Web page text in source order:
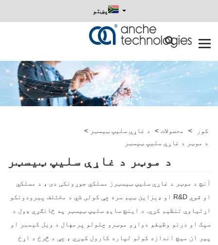
پښتو
کور > محصولات > د غاړې سلیپ ټیسټر >
د موټر د غاړې سلیپ ټیسټر
د موټر د غاړې سلیپ ټیسټر
آنچ د موټر د غاړې سلیپ ټیسټرز مسلکي جوړونکی دی ، د مسلکي
او قوي R&D او ډیزاین ټیم سره چې کولی شي د مختلف پیرودونکو
اړتیاوې تنظیم کړي. د اینچ سایډ سلیپ ټیسټر په ځانګړي ډول د
سپک او درنو وظیفو دواړو موټرو چلولو پرمهال د ویل کیمبر او
پیر ان میچ اندازه کولو لپاره کارول کیږي ، چې د څرخ د اړخ